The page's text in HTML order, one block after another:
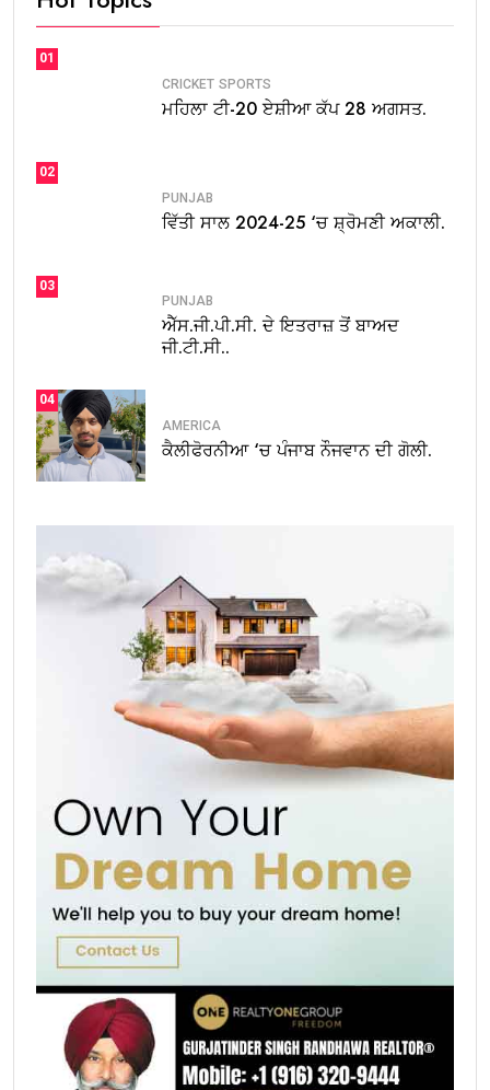
01
CRICKET SPORTS
ਮਹਿਲਾ ਟੀ-20 ਏਸ਼ੀਆ ਕੱਪ 28 ਅਗਸਤ.
02
PUNJAB
ਵਿੱਤੀ ਸਾਲ 2024-25 ‘ਚ ਸ਼੍ਰੋਮਣੀ ਅਕਾਲੀ.
03
PUNJAB
ਐੱਸ.ਜੀ.ਪੀ.ਸੀ. ਦੇ ਇਤਰਾਜ਼ ਤੋਂ ਬਾਅਦ
ਜੀ.ਟੀ.ਸੀ..
04
AMERICA
ਕੈਲੀਫੋਰਨੀਆ ‘ਚ ਪੰਜਾਬ ਨੌਜਵਾਨ ਦੀ ਗੋਲੀ.